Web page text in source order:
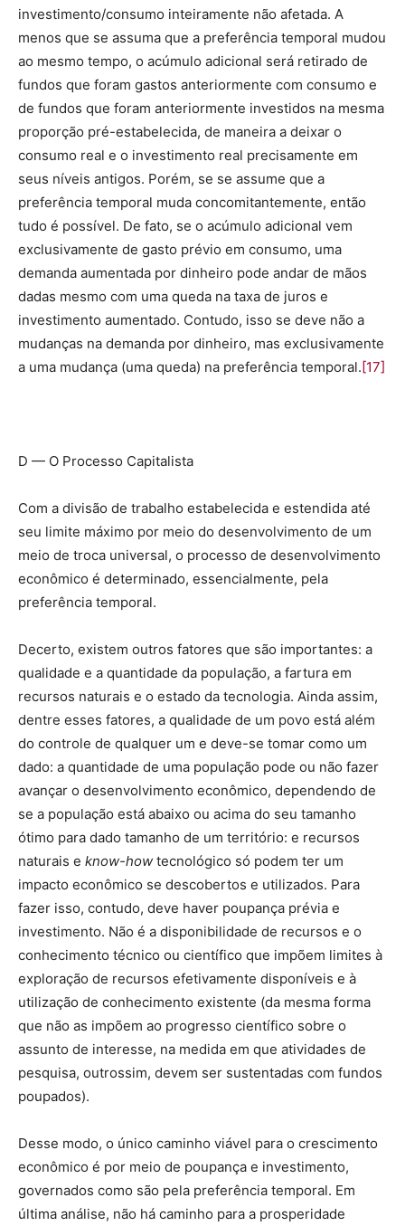
investimento/consumo inteiramente não afetada. A
menos que se assuma que a preferência temporal mudou
ao mesmo tempo, o acúmulo adicional será retirado de
fundos que foram gastos anteriormente com consumo e
de fundos que foram anteriormente investidos na mesma
proporção pré-estabelecida, de maneira a deixar o
consumo real e o investimento real precisamente em
seus níveis antigos. Porém, se se assume que a
preferência temporal muda concomitantemente, então
tudo é possível. De fato, se o acúmulo adicional vem
exclusivamente de gasto prévio em consumo, uma
demanda aumentada por dinheiro pode andar de mãos
dadas mesmo com uma queda na taxa de juros e
investimento aumentado. Contudo, isso se deve não a
mudanças na demanda por dinheiro, mas exclusivamente
a uma mudança (uma queda) na preferência temporal.[17]
D — O Processo Capitalista
Com a divisão de trabalho estabelecida e estendida até
seu limite máximo por meio do desenvolvimento de um
meio de troca universal, o processo de desenvolvimento
econômico é determinado, essencialmente, pela
preferência temporal.
Decerto, existem outros fatores que são importantes: a
qualidade e a quantidade da população, a fartura em
recursos naturais e o estado da tecnologia. Ainda assim,
dentre esses fatores, a qualidade de um povo está além
do controle de qualquer um e deve-se tomar como um
dado: a quantidade de uma população pode ou não fazer
avançar o desenvolvimento econômico, dependendo de
se a população está abaixo ou acima do seu tamanho
ótimo para dado tamanho de um território: e recursos
naturais e know-how tecnológico só podem ter um
impacto econômico se descobertos e utilizados. Para
fazer isso, contudo, deve haver poupança prévia e
investimento. Não é a disponibilidade de recursos e o
conhecimento técnico ou científico que impõem limites à
exploração de recursos efetivamente disponíveis e à
utilização de conhecimento existente (da mesma forma
que não as impõem ao progresso científico sobre o
assunto de interesse, na medida em que atividades de
pesquisa, outrossim, devem ser sustentadas com fundos
poupados).
Desse modo, o único caminho viável para o crescimento
econômico é por meio de poupança e investimento,
governados como são pela preferência temporal. Em
última análise, não há caminho para a prosperidade